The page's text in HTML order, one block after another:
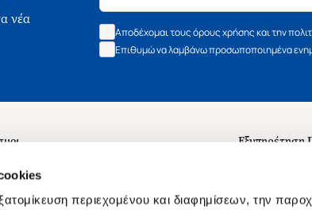
περιεχομένου και διαφημίσεων, την
νέα
Αποδέχομαι τους όρους χρήσης και την
Επιθυμώ να λαμβάνω προσωποποιημένα
Εξυπηρέτηση